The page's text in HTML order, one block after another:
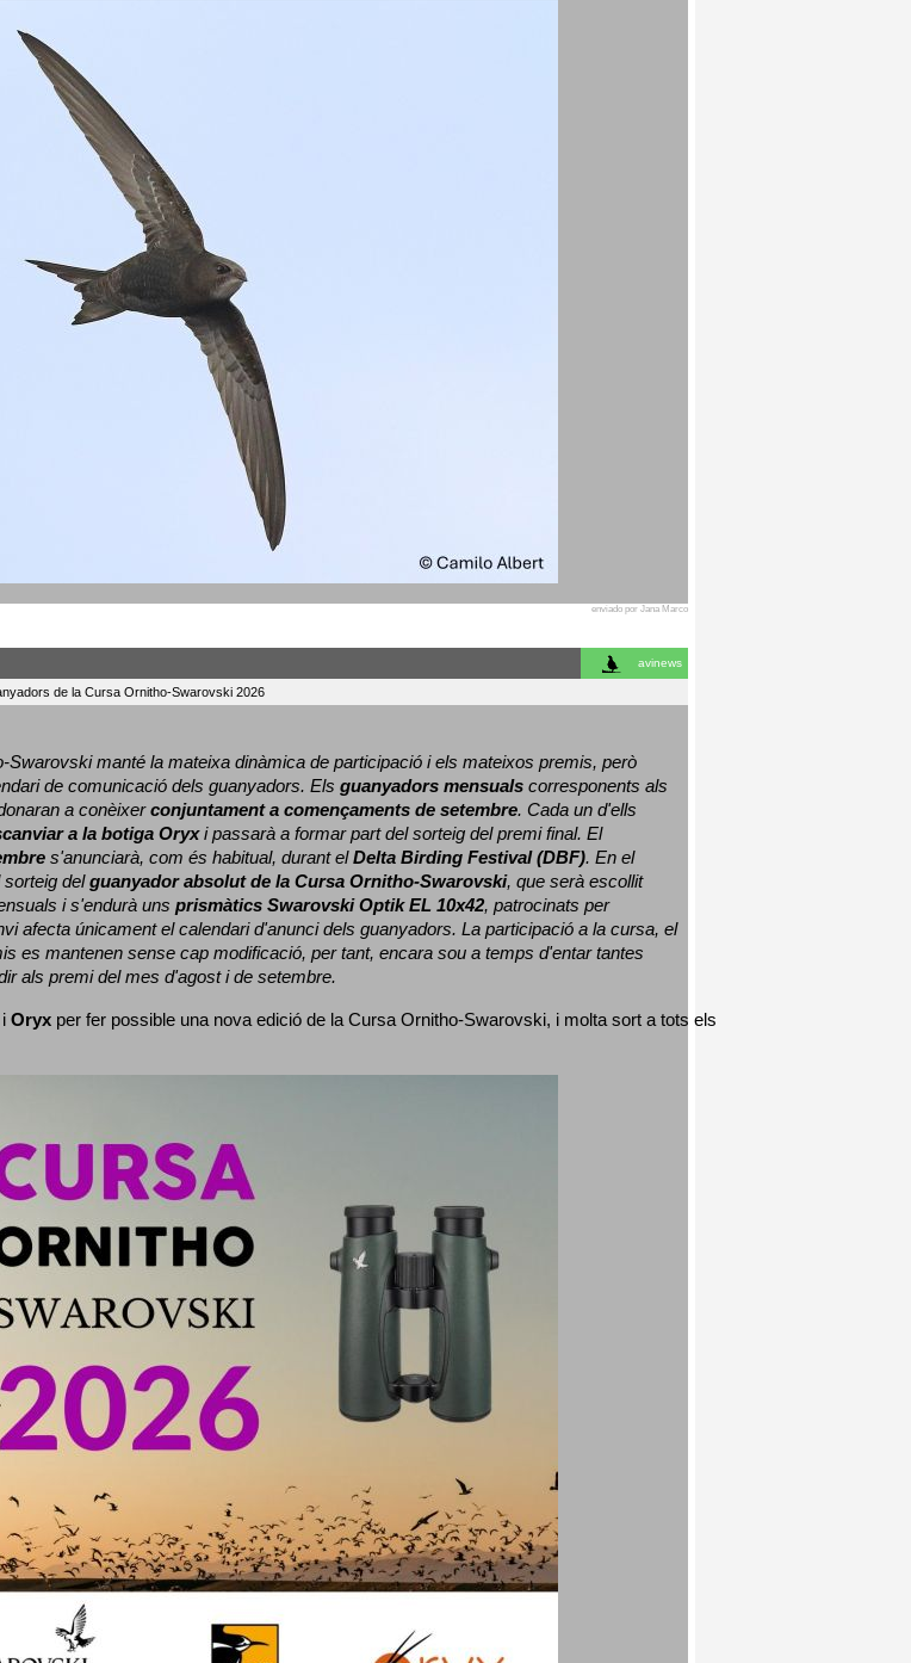
enviado por Jana Marco
avinews
de la Cursa Ornitho-Swarovski 2026
Swarovski manté la mateixa dinàmica de participació i els mateixos premis, però
de comunicació dels guanyadors. Els guanyadors mensuals corresponents als
a conèixer conjuntament a començaments de setembre. Cada un d'ells
a la botiga Oryx i passarà a formar part del sorteig del premi final.
El
s'anunciarà, com és habitual, durant el Delta Birding Festival (DBF). En el
sorteig del guanyador absolut de la Cursa Ornitho-Swarovski, que serà escollit
i s'endurà uns prismàtics Swarovski Optik EL 10x42, patrocinats per
afecta únicament el calendari d'anunci dels guanyadors. La participació a la cursa, el
es mantenen sense cap modificació, per tant, encara sou a temps d'entar tantes
als premi del mes d'agost i de setembre.
Oryx per fer possible una nova edició de la Cursa Ornitho-Swarovski, i molta sort a tots els